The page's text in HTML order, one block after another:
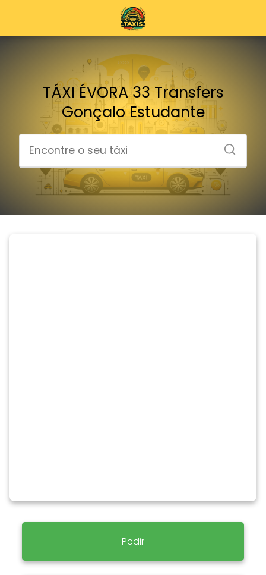
TÁXI ÉVORA 33 Transfers
Gonçalo Estudante
Pedir